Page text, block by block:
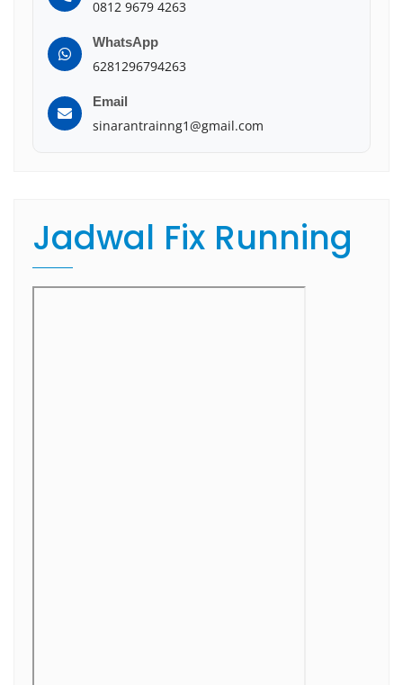
0812 9679 4263
WhatsApp
6281296794263
Email
sinarantrainng1@gmail.com
Jadwal Fix Running